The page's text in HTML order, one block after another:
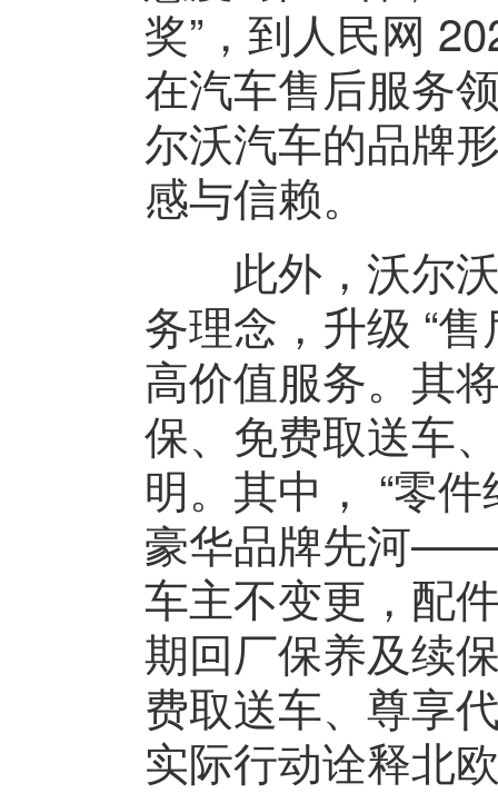
奖”，到人民网
在汽车售后服务
尔沃汽车的品牌
感与信赖。
此外，沃尔沃
务理念，升级 “
高价值服务。其
保、免费取送车
明。其中， “零
豪华品牌先河——
车主不变更，配
期回厂保养及续
费取送车、尊享
实际行动诠释北